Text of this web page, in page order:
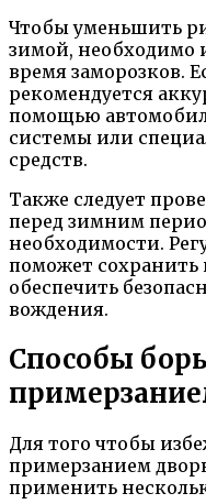
Чтобы уменьшить
зимой, необходимо
время заморозков.
рекомендуется
помощью
системы или
средств.
Также следует
перед зимним
необходимости.
поможет сохранить
обеспечить
вождения.
Способы
Для того чтобы
примерзанием
применить